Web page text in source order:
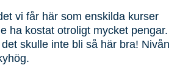
vi får här som enskilda kurser
ha kostat otroligt mycket pengar.
skulle inte bli så här bra! Nivån